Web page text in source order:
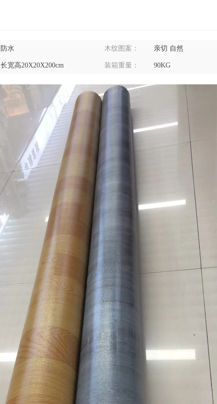
防水 木纹图案： 亲切 自然
长宽高20X20X200cm 装箱重量： 90KG